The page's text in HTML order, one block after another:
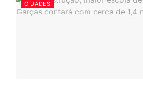
CIDADES